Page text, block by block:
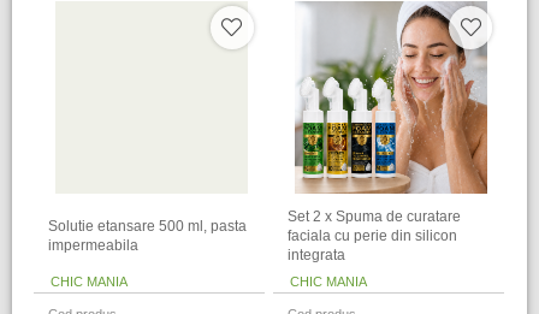
Solutie etansare 500 ml, pasta
impermeabila
CHIC MANIA
Set 2 x Spuma de curatare
faciala cu perie din silicon
integrata
CHIC MANIA